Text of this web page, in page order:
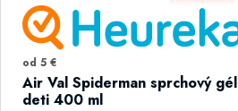
od 5 €
Air Val Spiderman sprchový
deti 400 ml